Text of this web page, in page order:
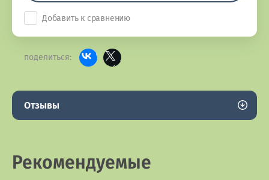
Добавить к сравнению
поделиться:
Отзывы
Рекомендуемые